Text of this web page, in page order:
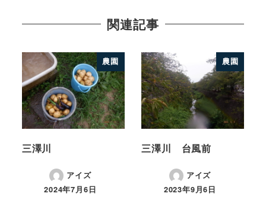
関連記事
農園
三澤川
アイズ
2024年7月6日
農園
三澤川 台風前
アイズ
2023年9月6日